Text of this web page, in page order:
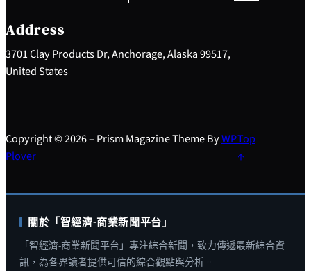
c
h
Address
3701 Clay Products Dr, Anchorage, Alaska 99517,
United States
Copyright © 2026 – Prism Magazine Theme ByWP
Plover
Top
↑
關於「智經濟-商業新聞平台」
「智經濟-商業新聞平台」專注綜合新聞，致力傳遞最新綜合資
訊，為各界讀者提供可信的綜合觀點與分析。